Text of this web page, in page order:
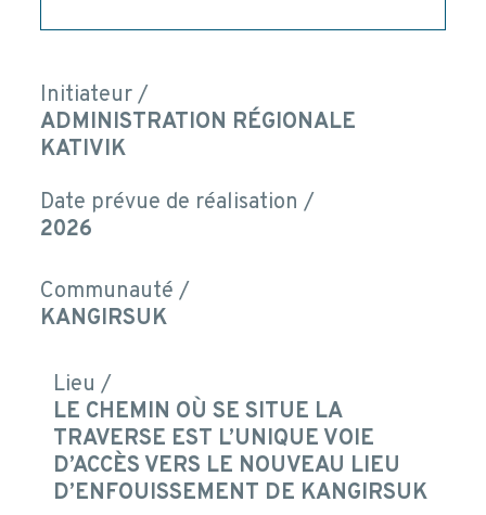
Initiateur /
ADMINISTRATION RÉGIONALE
KATIVIK
Date prévue de réalisation /
2026
Communauté /
KANGIRSUK
Lieu /
LE CHEMIN OÙ SE SITUE LA
TRAVERSE EST L’UNIQUE VOIE
D’ACCÈS VERS LE NOUVEAU LIEU
D’ENFOUISSEMENT DE KANGIRSUK